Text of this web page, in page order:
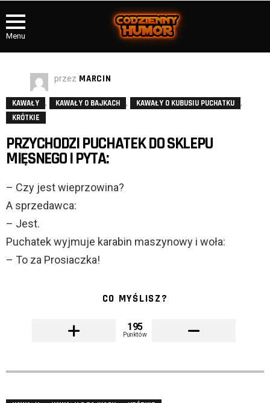
Menu
przez MARCIN
KAWAŁY , KAWAŁY O BAJKACH , KAWAŁY O KUBUSIU PUCHATKU ,
KRÓTKIE
PRZYCHODZI PUCHATEK DO SKLEPU
MIĘSNEGO I PYTA:
– Czy jest wieprzowina?
A sprzedawca:
– Jest.
Puchatek wyjmuje karabin maszynowy i woła:
– To za Prosiaczka!
CO MYŚLISZ?
195
Punktów